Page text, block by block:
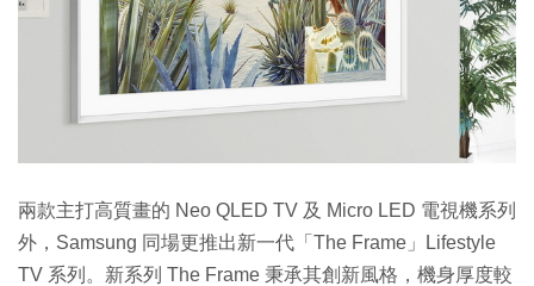
兩款主打高質畫的 Neo QLED TV 及 Micro LED 電視機系列
外，Samsung 同場更推出新一代「The Frame」Lifestyle
TV 系列。新系列 The Frame 秉承其創新風格，機身厚度較